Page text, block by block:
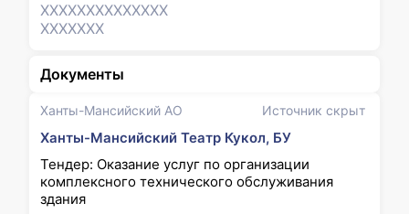
Ханты-Мансийский АО Источник скрыт
Ханты-Мансийский Театр Кукол, БУ
Тендер: Оказание услуг по организации
комплексного технического обслуживания
здания
XXXXXXXXXXXXXX
XXXXXXX
Документы